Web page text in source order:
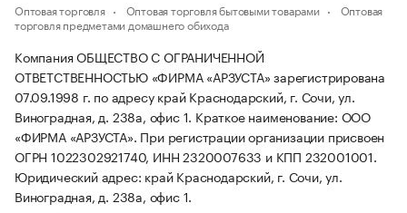
Оптовая торговля Оптовая торговля бытовыми товарами
Оптовая
торговля предметами домашнего обихода
Компания ОБЩЕСТВО С ОГРАНИЧЕННОЙ
ОТВЕТСТВЕННОСТЬЮ «ФИРМА «АРЗУСТА» зарегистрирована
07.09.1998 г. по адресу край Краснодарский, г. Сочи, ул.
Виноградная, д. 238а, офис 1. Краткое наименование: ООО
«ФИРМА «АРЗУСТА». При регистрации организации присвоен
ОГРН 1022302921740, ИНН 2320007633 и КПП 232001001.
Юридический адрес: край Краснодарский, г. Сочи, ул.
Виноградная, д. 238а, офис 1.